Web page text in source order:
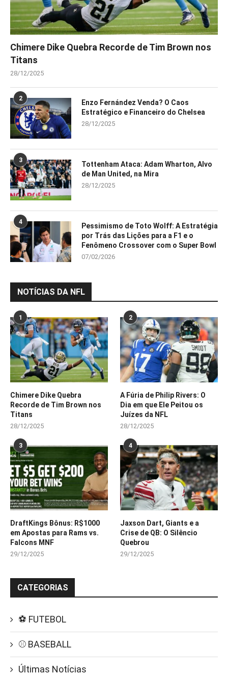
Chimere Dike Quebra Recorde de Tim Brown nos
Titans
28/12/2025
2
Enzo Fernández Venda? O Caos
Estratégico e Financeiro do Chelsea
28/12/2025
3
Tottenham Ataca: Adam Wharton, Alvo
de Man United, na Mira
28/12/2025
4
Pessimismo de Toto Wolff: A Estratégia
por Trás das Lições para a F1 e o
Fenômeno Crossover com o Super Bowl
07/02/2026
NOTÍCIAS DA NFL
1
Chimere Dike Quebra
Recorde de Tim Brown nos
Titans
28/12/2025
2
A Fúria de Philip Rivers: O
Dia em que Ele Peitou os
Juízes da NFL
28/12/2025
3
DraftKings Bônus: R$1000
em Apostas para Rams vs.
Falcons MNF
29/12/2025
4
Jaxson Dart, Giants e a
Crise de QB: O Silêncio
Quebrou
29/12/2025
CATEGORIAS
⚽ FUTEBOL
⚾ BASEBALL
Últimas Notícias